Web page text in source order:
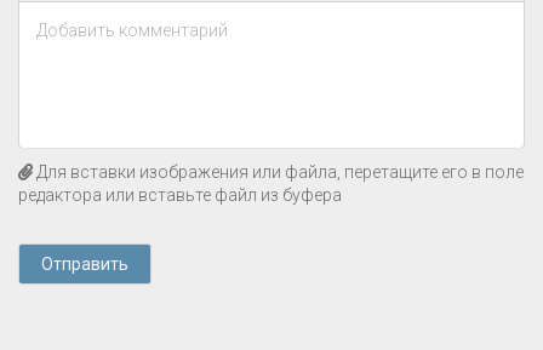
Добавить комментарий
Для вставки изображения или файла, перетащите его в поле
редактора или вставьте файл из буфера